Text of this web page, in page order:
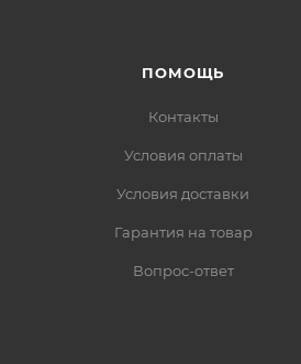
ПОМОЩЬ
Контакты
Условия оплаты
Условия доставки
Гарантия на товар
Вопрос-ответ